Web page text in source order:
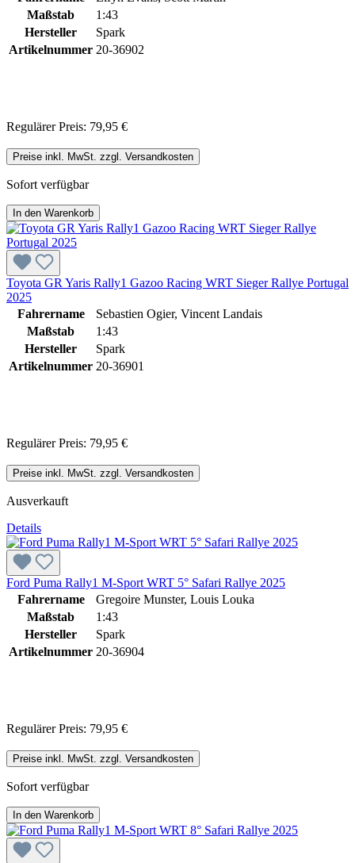
Maßstab
1:43
Hersteller
Spark
Artikelnummer 20-36902
Regulärer Preis: 79,95 €
Preise inkl. MwSt. zzgl. Versandkosten
Sofort verfügbar
In den Warenkorb
Toyota GR Yaris Rally1 Gazoo Racing WRT Sieger Rallye Portugal
2025
Fahrername
Sebastien Ogier, Vincent Landais
Maßstab
1:43
Hersteller
Spark
Artikelnummer 20-36901
Regulärer Preis: 79,95 €
Preise inkl. MwSt. zzgl. Versandkosten
Ausverkauft
Details
Ford Puma Rally1 M-Sport WRT 5° Safari Rallye 2025
Fahrername
Gregoire Munster, Louis Louka
Maßstab
1:43
Hersteller
Spark
Artikelnummer 20-36904
Regulärer Preis: 79,95 €
Preise inkl. MwSt. zzgl. Versandkosten
Sofort verfügbar
In den Warenkorb